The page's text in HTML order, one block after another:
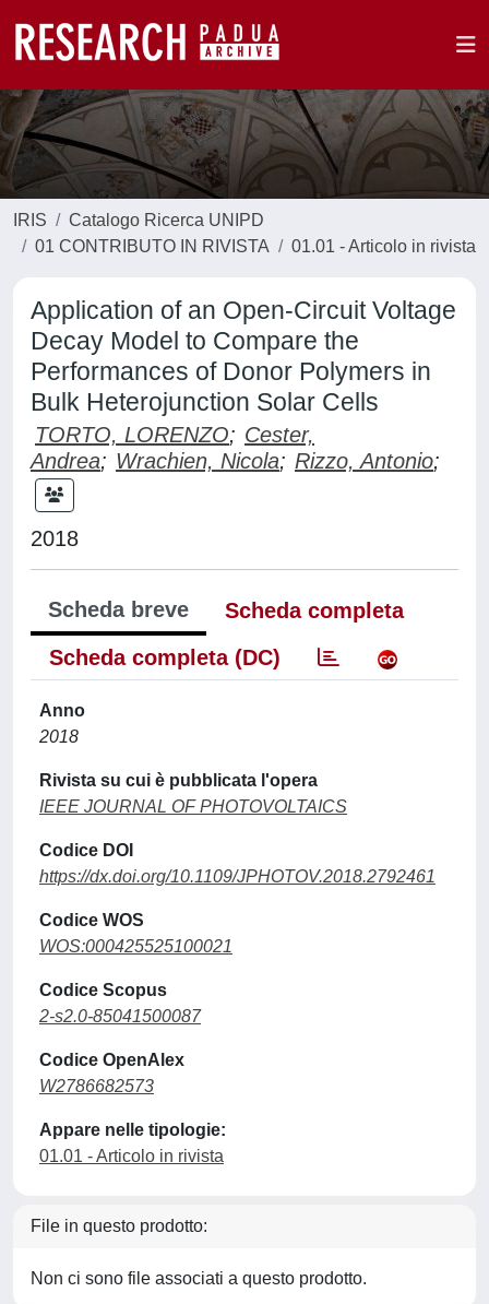
IRIS
Catalogo Ricerca UNIPD
01 CONTRIBUTO IN RIVISTA
01.01 - Articolo in rivista
Application of an Open-Circuit Voltage
Decay Model to Compare the
Performances of Donor Polymers in
Bulk Heterojunction Solar Cells
TORTO, LORENZO; Cester,
Andrea; Wrachien, Nicola; Rizzo, Antonio;
2018
Scheda breve
Scheda completa
Scheda completa (DC)
Anno
2018
Rivista su cui è pubblicata l'opera
IEEE JOURNAL OF PHOTOVOLTAICS
Codice DOI
https://dx.doi.org/10.1109/JPHOTOV.2018.2792461
Codice WOS
WOS:000425525100021
Codice Scopus
2-s2.0-85041500087
Codice OpenAlex
W2786682573
Appare nelle tipologie:
01.01 - Articolo in rivista
File in questo prodotto:
Non ci sono file associati a questo prodotto.